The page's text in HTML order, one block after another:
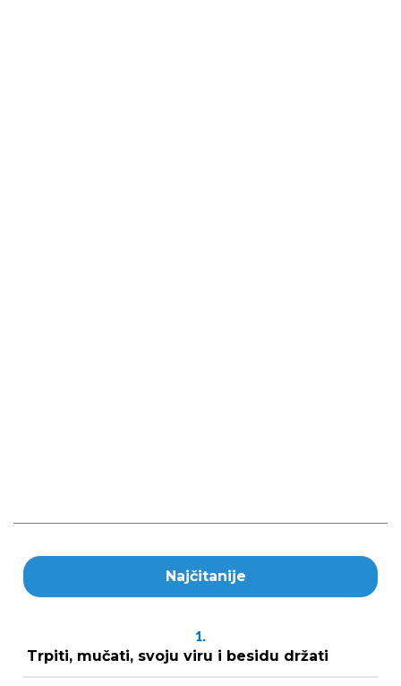
Najčitanije
1.
Trpiti, mučati, svoju viru i besidu držati